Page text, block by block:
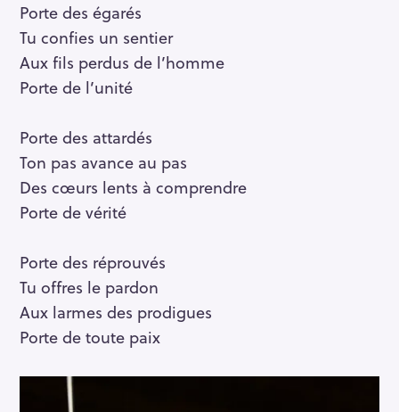
Porte des égarés
Tu confies un sentier
Aux fils perdus de l’homme
Porte de l’unité
Porte des attardés
Ton pas avance au pas
Des cœurs lents à comprendre
Porte de vérité
Porte des réprouvés
Tu offres le pardon
Aux larmes des prodigues
Porte de toute paix
r
c
h
f
: